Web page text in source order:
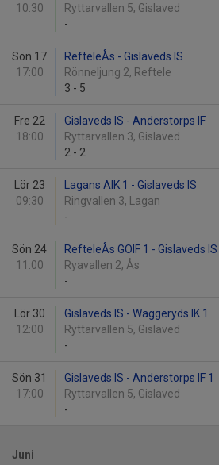
10:30
Ryttarvallen 5, Gislaved
-
Sön 17
17:00
RefteleÅs - Gislaveds IS
Rönneljung 2, Reftele
3 - 5
Fre 22
18:00
Gislaveds IS - Anderstorps IF
Ryttarvallen 3, Gislaved
2 - 2
Lör 23
09:30
Lagans AIK 1 - Gislaveds IS
Ringvallen 3, Lagan
-
Sön 24
11:00
RefteleÅs GOIF 1 - Gislaveds IS
Ryavallen 2, Ås
-
Lör 30
12:00
Gislaveds IS - Waggeryds IK 1
Ryttarvallen 5, Gislaved
-
Sön 31
17:00
Gislaveds IS - Anderstorps IF 1
Ryttarvallen 5, Gislaved
-
Juni